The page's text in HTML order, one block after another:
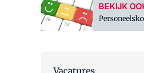
BEKIJK
Vacatures